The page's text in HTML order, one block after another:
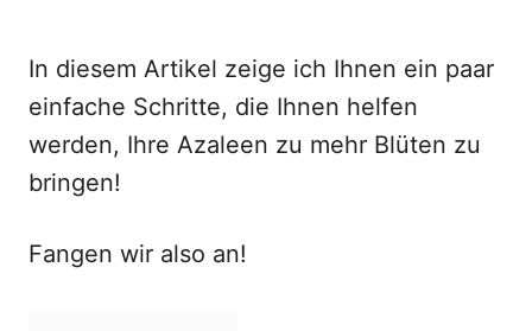
In diesem Artikel zeige ich Ihnen ein paar
einfache Schritte, die Ihnen helfen
werden, Ihre Azaleen zu mehr Blüten zu
bringen!
Fangen wir also an!